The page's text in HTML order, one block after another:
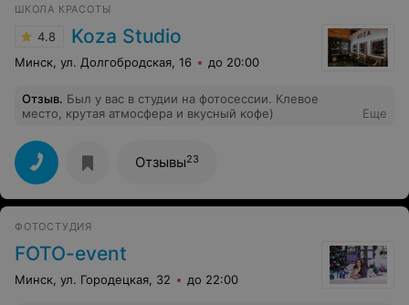
все прошло как надо) получила море удовольствия от
процесса съемки и от просмотра готовых фотографий!
ШКОЛА КРАСОТЫ
4.8 Koza Studio
Минск, ул. Долгобродская, 16 до 20:00
Отзыв. Был у вас в студии на фотосессии. Клевое
место, крутая атмосфера и вкусный кофе)
Еще
Отзывы23
ФОТОСТУДИЯ
FOTO-event
Минск, ул. Городецкая, 32 до 22:00